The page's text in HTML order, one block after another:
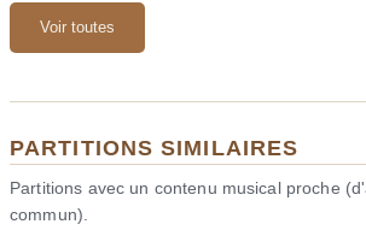
Voir toutes
PARTITIONS SIMILAIRES
Partitions avec un contenu musical proche
commun).